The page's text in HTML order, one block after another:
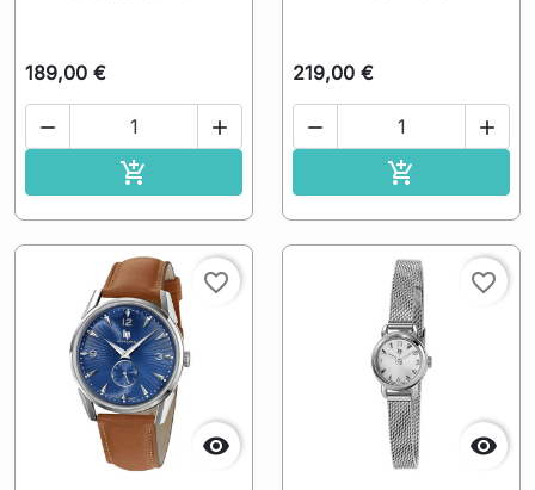
189,00 €
 

219,00 €
 


favorite_border

favorite_border